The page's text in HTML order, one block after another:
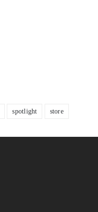
spotlight store